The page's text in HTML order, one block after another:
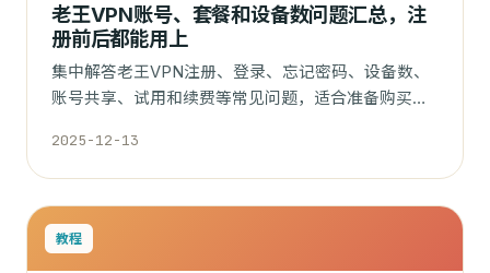
老王VPN账号、套餐和设备数问题汇总，注
册前后都能用上
集中解答老王VPN注册、登录、忘记密码、设备数、
账号共享、试用和续费等常见问题，适合准备购买或
2025-12-13
教程